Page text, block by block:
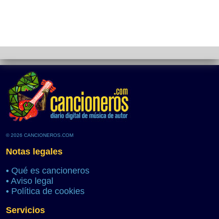
© 2026 CANCIONEROS.COM
Notas legales
• Qué es cancioneros
• Aviso legal
• Política de cookies
Servicios